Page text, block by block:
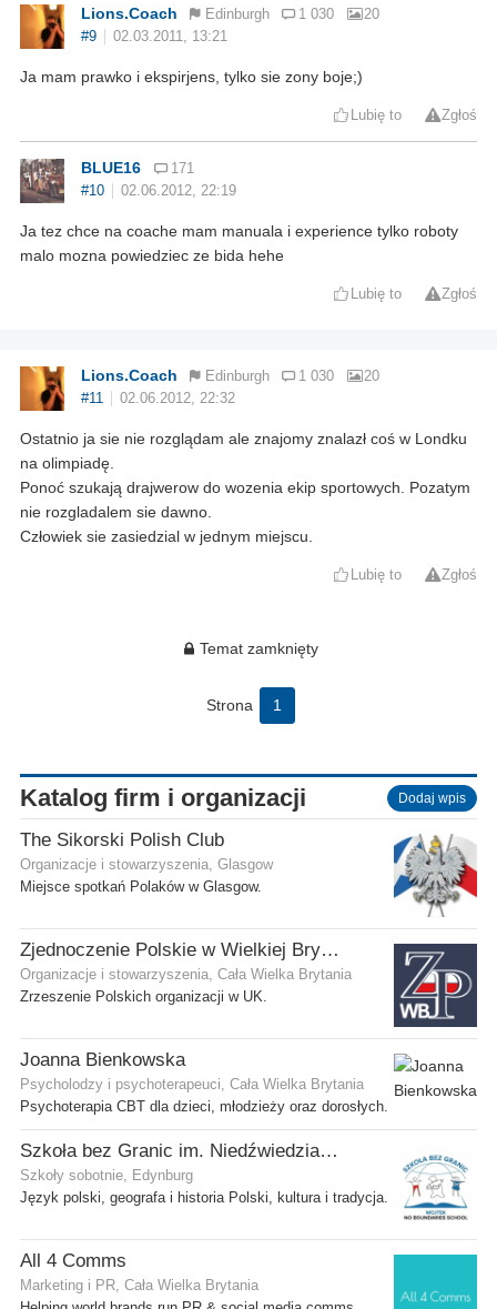
Lions.Coach Edinburgh 1 030
20
#9
02.03.2011, 13:21
Ja mam prawko i ekspirjens, tylko sie zony boje;)
Lubię to Zgłoś
BLUE16
171
#10
02.06.2012, 22:19
Ja tez chce na coache mam manuala i experience tylko roboty
malo mozna powiedziec ze bida hehe
Lubię to Zgłoś
Lions.Coach Edinburgh 1 030
20
#11
02.06.2012, 22:32
Ostatnio ja sie nie rozglądam ale znajomy znalazł coś w Londku
na olimpiadę.
Ponoć szukają drajwerow do wozenia ekip sportowych. Pozatym
nie rozgladalem sie dawno.
Człowiek sie zasiedzial w jednym miejscu.
Lubię to Zgłoś
Temat zamknięty
Strona 1
Katalog firm i organizacji Dodaj wpis
The Sikorski Polish Club
Organizacje i stowarzyszenia, Glasgow
Miejsce spotkań Polaków w Glasgow.
Zjednoczenie Polskie w Wielkiej Brytanii
Organizacje i stowarzyszenia, Cała Wielka Brytania
Zrzeszenie Polskich organizacji w UK.
Joanna Bienkowska
Psycholodzy i psychoterapeuci, Cała Wielka Brytania
Psychoterapia CBT dla dzieci, młodzieży oraz dorosłych.
Szkoła bez Granic im. Niedźwiedzia Wojtka
Szkoły sobotnie, Edynburg
Język polski, geografa i historia Polski, kultura i tradycja.
All 4 Comms
Marketing i PR, Cała Wielka Brytania